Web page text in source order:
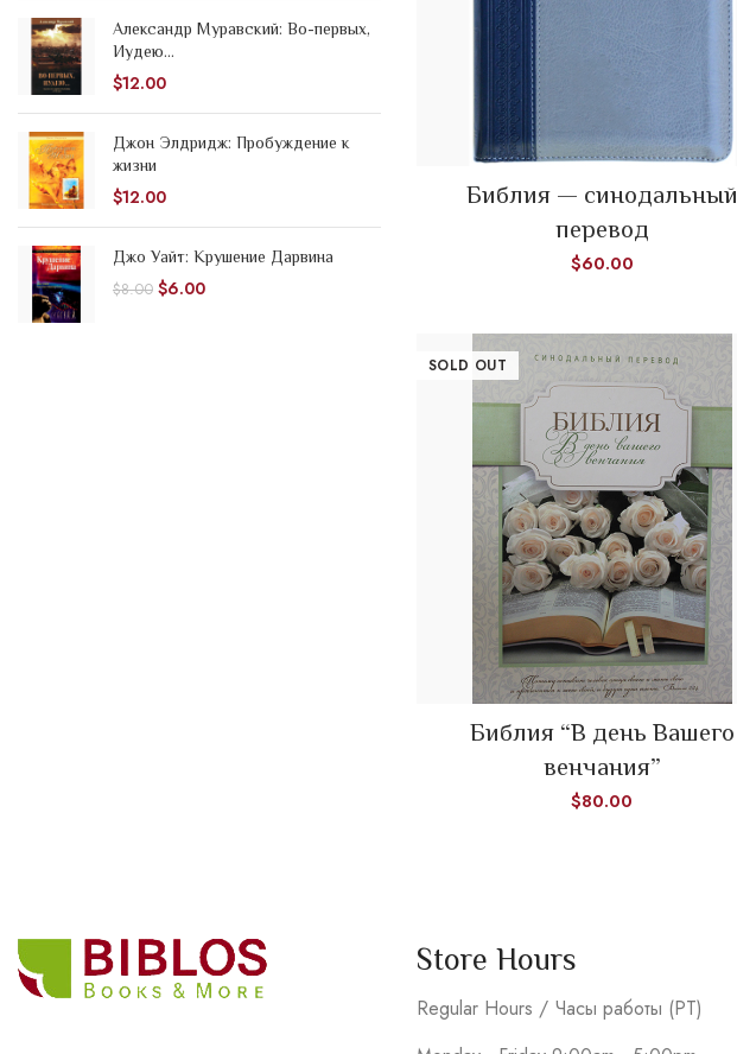
Александр Муравский: Во-первых,
Иудею...
$12.00
Джон Элдридж: Пробуждение к
жизни
$12.00
Джо Уайт: Крушение Дарвина
$8.00 $6.00
READ MORE
Библия — синодальный
перевод
$60.00
SOLD OUT
READ MORE
Библия “В день Вашего
венчания”
$80.00
Store Hours
Regular Hours / Часы работы (PT)